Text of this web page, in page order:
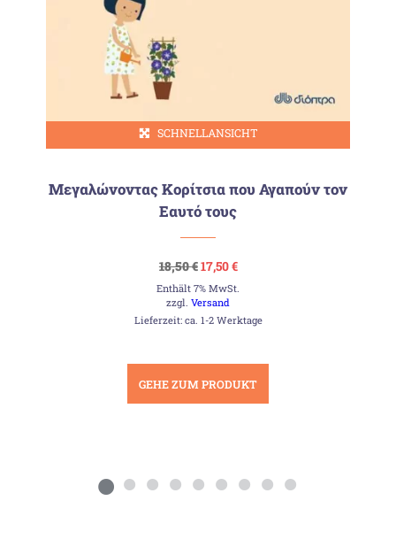
SCHNELLANSICHT
Μεγαλώνοντας Κορίτσια που Αγαπούν τον
Εαυτό τους
18,50€Ursprünglicher
Preis
war:
18,50 €
17,50€Aktueller
ist:
Enthält 7% MwSt.
zzgl.Versand
Lieferzeit: ca. 1-2 Werktage
GEHE ZUM PRODUKT